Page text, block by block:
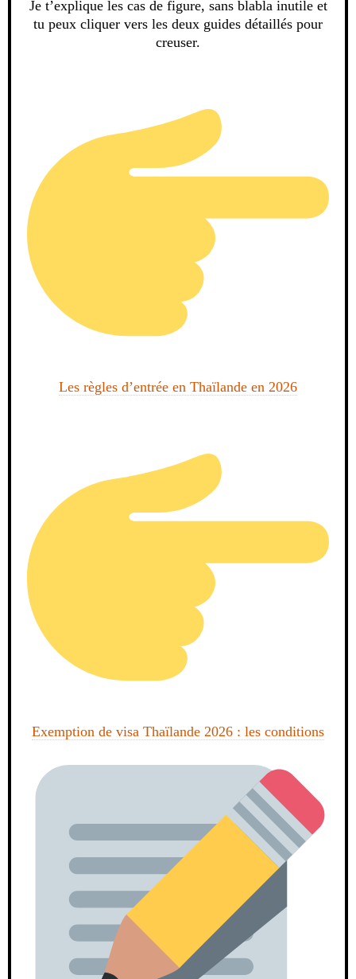
Je t’explique les cas de figure, sans blabla inutile et
tu peux cliquer vers les deux guides détaillés pour
creuser.
Les règles d’entrée en Thaïlande en 2026
Exemption de visa Thaïlande 2026 : les conditions